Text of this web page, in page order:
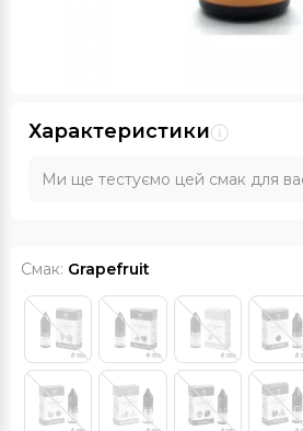
Характеристики
Ми ще тестуємо цей смак для
Смак: Grapefruit